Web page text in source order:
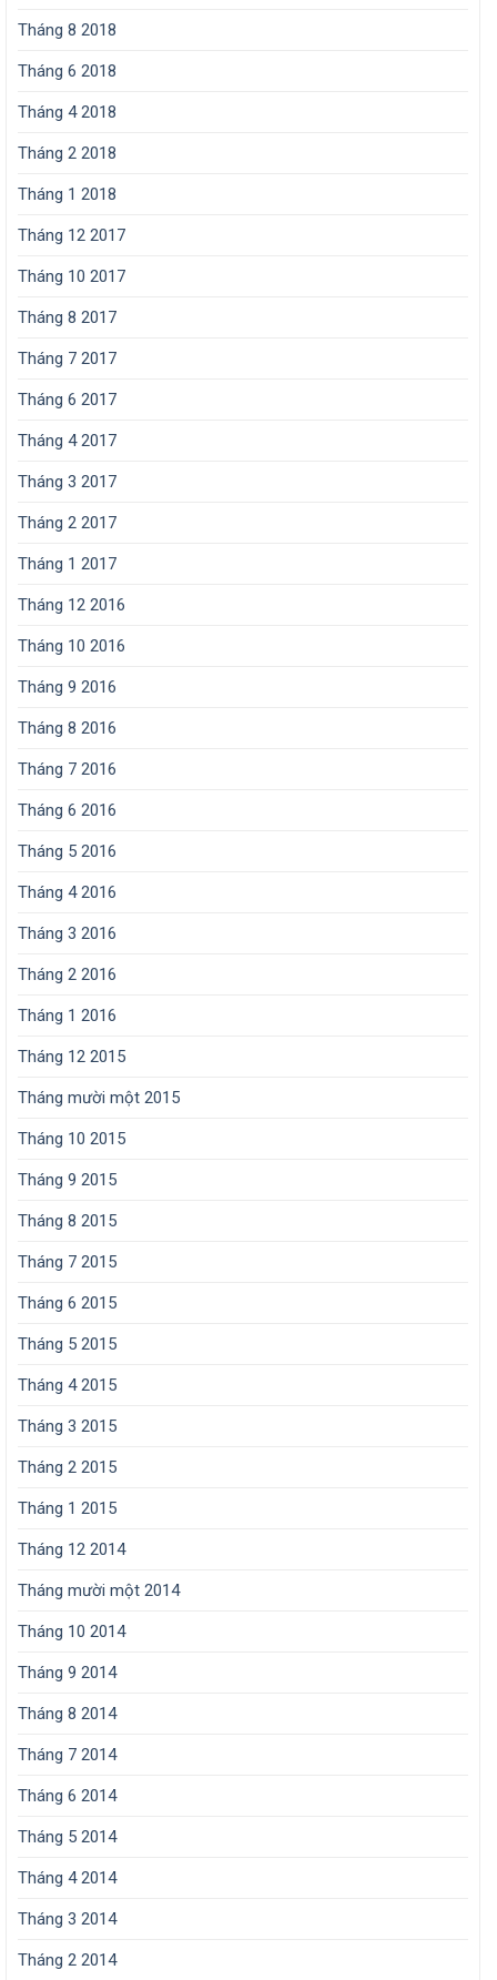
Tháng 8 2018
Tháng 6 2018
Tháng 4 2018
Tháng 2 2018
Tháng 1 2018
Tháng 12 2017
Tháng 10 2017
Tháng 8 2017
Tháng 7 2017
Tháng 6 2017
Tháng 4 2017
Tháng 3 2017
Tháng 2 2017
Tháng 1 2017
Tháng 12 2016
Tháng 10 2016
Tháng 9 2016
Tháng 8 2016
Tháng 7 2016
Tháng 6 2016
Tháng 5 2016
Tháng 4 2016
Tháng 3 2016
Tháng 2 2016
Tháng 1 2016
Tháng 12 2015
Tháng mười một 2015
Tháng 10 2015
Tháng 9 2015
Tháng 8 2015
Tháng 7 2015
Tháng 6 2015
Tháng 5 2015
Tháng 4 2015
Tháng 3 2015
Tháng 2 2015
Tháng 1 2015
Tháng 12 2014
Tháng mười một 2014
Tháng 10 2014
Tháng 9 2014
Tháng 8 2014
Tháng 7 2014
Tháng 6 2014
Tháng 5 2014
Tháng 4 2014
Tháng 3 2014
Tháng 2 2014